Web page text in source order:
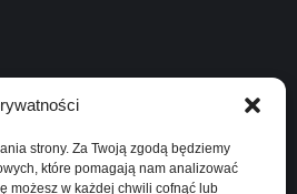
strony. Za Twoją zgodą będziemy
które pomagają nam analizować
możesz w każdej chwili cofnąć lub